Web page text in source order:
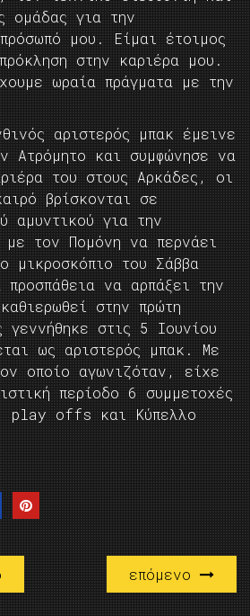
ομάδας για την
μου. Είμαι έτοιμος
στην καριέρα μου.
ωραία πράγματα με την
αριστερός μπακ έμεινε
Ατρόμητο και συμφώνησε να
του στους Αρκάδες, οι
βρίσκονται σε
αμυντικού για την
με τον Πομόνη να περνάει
μικροσκόπιο του Σάββα
να αρπάξει την
στην πρώτη
στις 5 Ιουνίου
ως αριστερός μπακ. Με
οποίο αγωνιζόταν, είχε
περίοδο 6 συμμετοχές
play offs και Κύπελλο
επόμενο